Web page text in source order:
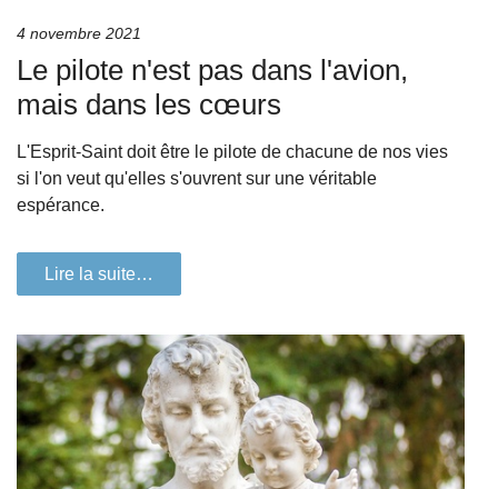
4 novembre 2021
Le pilote n'est pas dans l'avion,
mais dans les cœurs
L'Esprit-Saint doit être le pilote de chacune de nos vies
si l'on veut qu'elles s'ouvrent sur une véritable
espérance.
Lire la suite…